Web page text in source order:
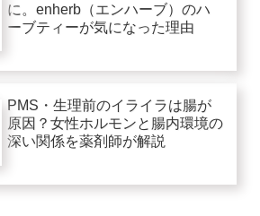
に。enherb（エンハーブ）のハ
ーブティーが気になった理由
PMS・生理前のイライラは腸が
原因？女性ホルモンと腸内環境の
深い関係を薬剤師が解説